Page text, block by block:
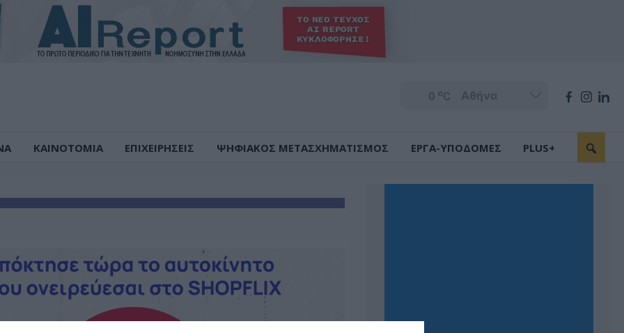
0 oC
ΚΑΙΝΟΤΟΜΙΑ ΕΠΙΧΕΙΡΗΣΕΙΣ ΨΗΦΙΑΚΟΣ ΜΕΤΑΣΧΗΜΑΤΙΣΜΟΣ ΕΡΓΑ-ΥΠΟΔΟΜΕΣ PLUS+